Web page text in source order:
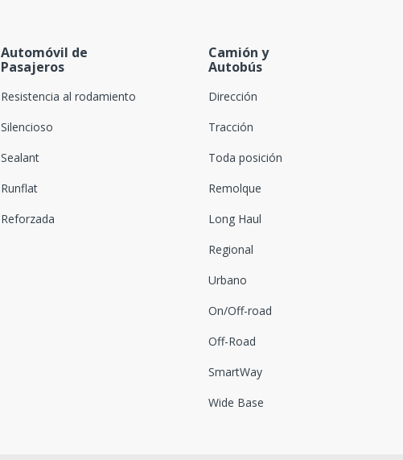
Automóvil de
Pasajeros
Resistencia al rodamiento
Silencioso
Sealant
Runflat
Reforzada
Camión y
Autobús
Dirección
Tracción
Toda posición
Remolque
Long Haul
Regional
Urbano
On/Off-road
Off-Road
SmartWay
Wide Base